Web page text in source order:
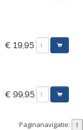
€ 19,95
€ 99,95
Paginanavigatie: